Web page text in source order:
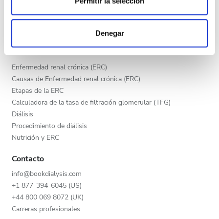
Las cookies de este sitio web se usan para personalizar
el contenido y los anuncios, ofrecer funciones de redes
sociales y analizar el tráfico. Además, compartimos
información sobre el uso que haga del sitio web con
web, quienes pueden combinarla con otra información
que les haya proporcionado o que hayan recopilado a
partir del uso que haya hecho de sus servicios.
Denegar
Noche
Buena
Muy buena
Excelente
Beneficios para los proveedores
Educación
Enfermedad renal crónica (ERC)
Causas de Enfermedad renal crónica (ERC)
Etapas de la ERC
Calculadora de la tasa de filtración glomerular (TFG)
Diálisis
Procedimiento de diálisis
Nutrición y ERC
Contacto
info@bookdialysis.com
+1 877-394-6045 (US)
+44 800 069 8072 (UK)
Carreras profesionales